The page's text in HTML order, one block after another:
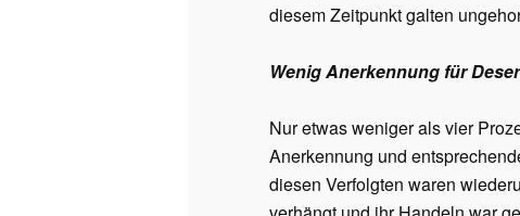
diesem Zeitpunkt galten
Wenig Anerkennung für
Nur etwas weniger als vier
Anerkennung und
diesen Verfolgten waren